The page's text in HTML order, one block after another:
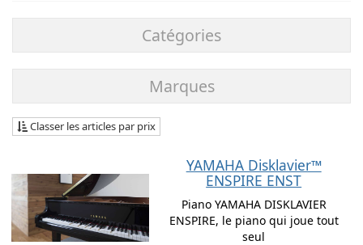
Catégories
Marques
Classer les articles par prix
YAMAHA Disklavier™
ENSPIRE ENST
Piano YAMAHA DISKLAVIER
ENSPIRE, le piano qui joue tout
seul